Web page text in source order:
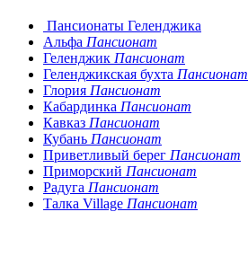
Пансионаты Геленджика
Альфа Пансионат
Геленджик Пансионат
Геленджикская бухта Пансионат
Глория Пансионат
Кабардинка Пансионат
Кавказ Пансионат
Кубань Пансионат
Приветливый берег Пансионат
Приморский Пансионат
Радуга Пансионат
Талка Village Пансионат